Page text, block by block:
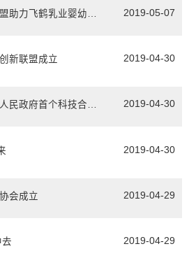
国家奶业科技创新联盟助力飞鹤乳业婴幼儿配方奶粉优质化发展 2019-05-07
新联盟成立 2019-04-30
中国农科院与广元市人民政府首个科技合作项目 2019-04-30
2019-04-30
会成立 2019-04-29
2019-04-29